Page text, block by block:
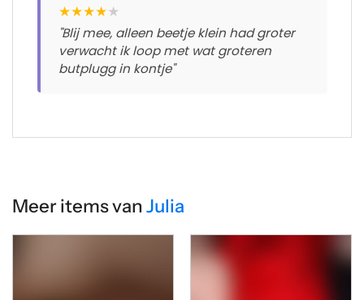
★★★★★
"Blij mee, alleen beetje klein had groter
verwacht ik loop met wat groteren
butplugg in kontje"
Meer items van Julia